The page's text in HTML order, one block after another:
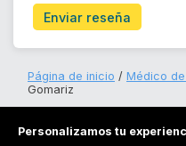
Enviar reseña
Página de inicio Médico
Gomariz
Personalizamos tu